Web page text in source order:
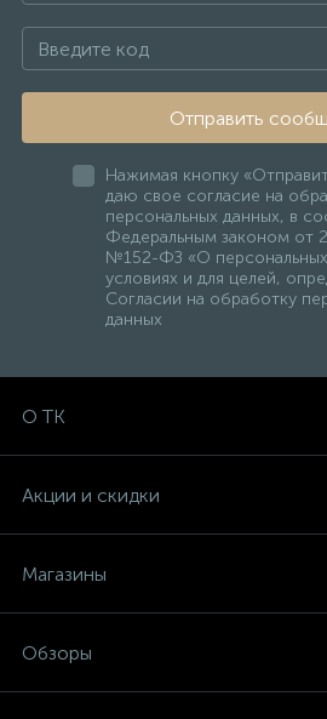
Отправить
Нажимая кнопку
даю свое согласие на
персональных данных, в
Федеральным законом от
№152-ФЗ «О персональных
условиях и для целей,
Согласии на обработку
данных
О ТК
Акции и скидки
Магазины
Обзоры